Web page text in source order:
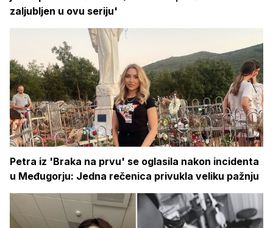
zaljubljen u ovu seriju'
Petra iz 'Braka na prvu' se oglasila nakon incidenta
u Međugorju: Jedna rečenica privukla veliku pažnju